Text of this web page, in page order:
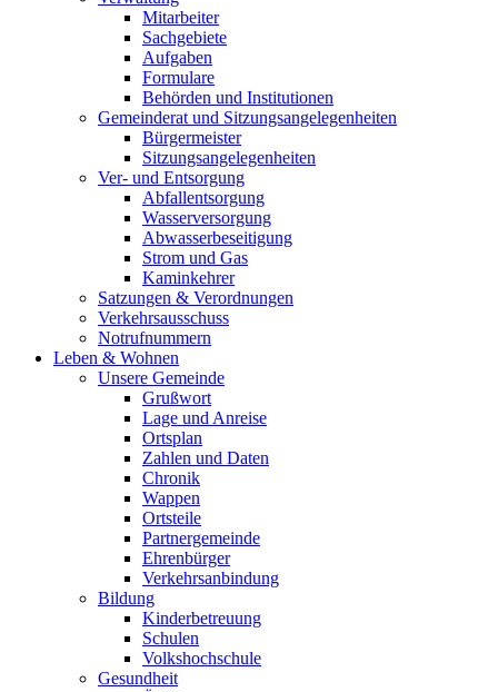
Mitarbeiter
Sachgebiete
Aufgaben
Formulare
Behörden und Institutionen
Gemeinderat und Sitzungsangelegenheiten
Bürgermeister
Sitzungsangelegenheiten
Ver- und Entsorgung
Abfallentsorgung
Wasserversorgung
Abwasserbeseitigung
Strom und Gas
Kaminkehrer
Satzungen & Verordnungen
Verkehrsausschuss
Notrufnummern
Leben & Wohnen
Unsere Gemeinde
Grußwort
Lage und Anreise
Ortsplan
Zahlen und Daten
Chronik
Wappen
Ortsteile
Partnergemeinde
Ehrenbürger
Verkehrsanbindung
Bildung
Kinderbetreuung
Schulen
Volkshochschule
Gesundheit